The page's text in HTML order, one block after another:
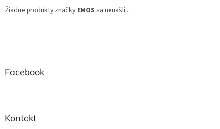
Žiadne produkty značky EMOS sa nenašli...
Z
Facebook
Kontakt